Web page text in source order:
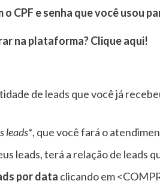
o CPF e senha que você usou
na plataforma? Clique aqui!
de leads que você já
leads*, que você fará o
leads, terá a relação de leads
por data clicando em